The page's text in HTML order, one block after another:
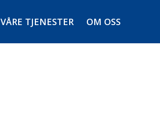
VÅRE TJENESTER OM OSS